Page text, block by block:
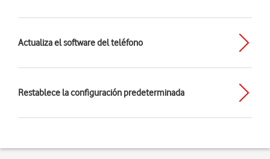
Actualiza el software del teléfono
Restablece la configuración predeterminada